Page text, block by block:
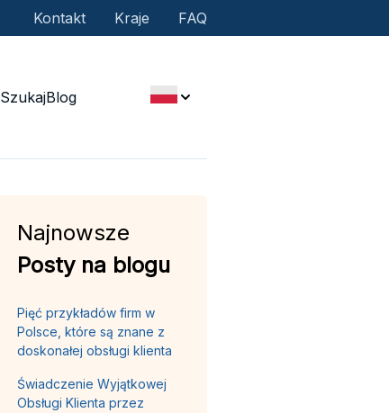
Kontakt Kraje FAQ
SzukajBlog
Najnowsze
Posty na blogu
Pięć przykładów firm w
Polsce, które są znane z
doskonałej obsługi klienta
Świadczenie Wyjątkowej
Obsługi Klienta przez